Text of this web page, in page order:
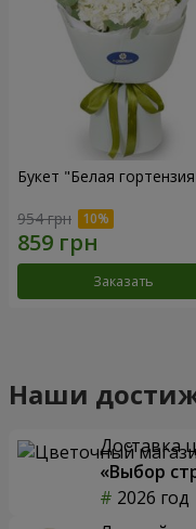
Букет "Белая
954 грн
Заказать
Наши
Доставка
«Выбор
2026 год